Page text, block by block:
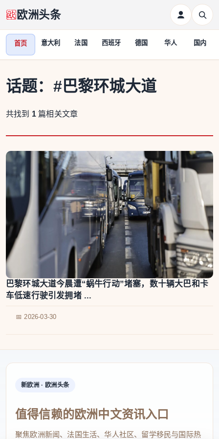
欧洲头条
首页 意大利 法国 西班牙 德国 华人 国内
话题： #巴黎环城大道
共找到 1 篇相关文章
巴黎环城大道今晨遭“蜗牛行动”堵塞，数十辆大巴和卡
车低速行驶引发拥堵 ...
📅 2026-03-30
新欧洲 · 欧洲头条
值得信赖的欧洲中文资讯入口
聚焦欧洲新闻、法国生活、华人社区、留学移民与国际热